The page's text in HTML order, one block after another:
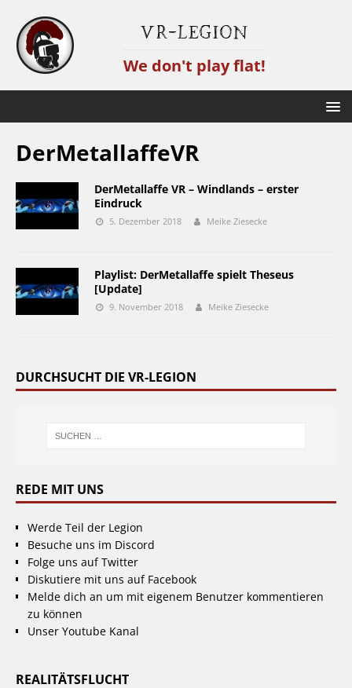
VR-Legion
We don't play flat!
DerMetallaffeVR
DerMetallaffe VR – Windlands – erster
Eindruck
5. Dezember 2018 Meike Ziesecke
Playlist: DerMetallaffe spielt Theseus
[Update]
9. November 2018 Meike Ziesecke
DURCHSUCHT DIE VR-LEGION
REDE MIT UNS
Werde Teil der Legion
Besuche uns im Discord
Folge uns auf Twitter
Diskutiere mit uns auf Facebook
Melde dich an um mit eigenem Benutzer kommentieren
zu können
Unser Youtube Kanal
REALITÄTSFLUCHT